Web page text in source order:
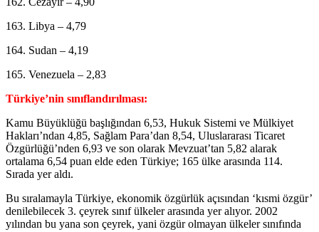
163. Libya – 4,79
164. Sudan – 4,19
165. Venezuela – 2,83
Türkiye’nin sınıflandırılması:
Kamu Büyüklüğü başlığından 6,53, Hukuk Sistemi ve Mülkiyet
Hakları’ndan 4,85, Sağlam Para’dan 8,54, Uluslararası Ticaret
Özgürlüğü’nden 6,93 ve son olarak Mevzuat’tan 5,82 alarak
ortalama 6,54 puan elde eden Türkiye; 165 ülke arasında 114.
Sırada yer aldı.
Bu sıralamayla Türkiye, ekonomik özgürlük açısından ‘kısmi özgür’
denilebilecek 3. çeyrek sınıf ülkeler arasında yer alıyor. 2002
yılından bu yana son çeyrek, yani özgür olmayan ülkeler sınıfında